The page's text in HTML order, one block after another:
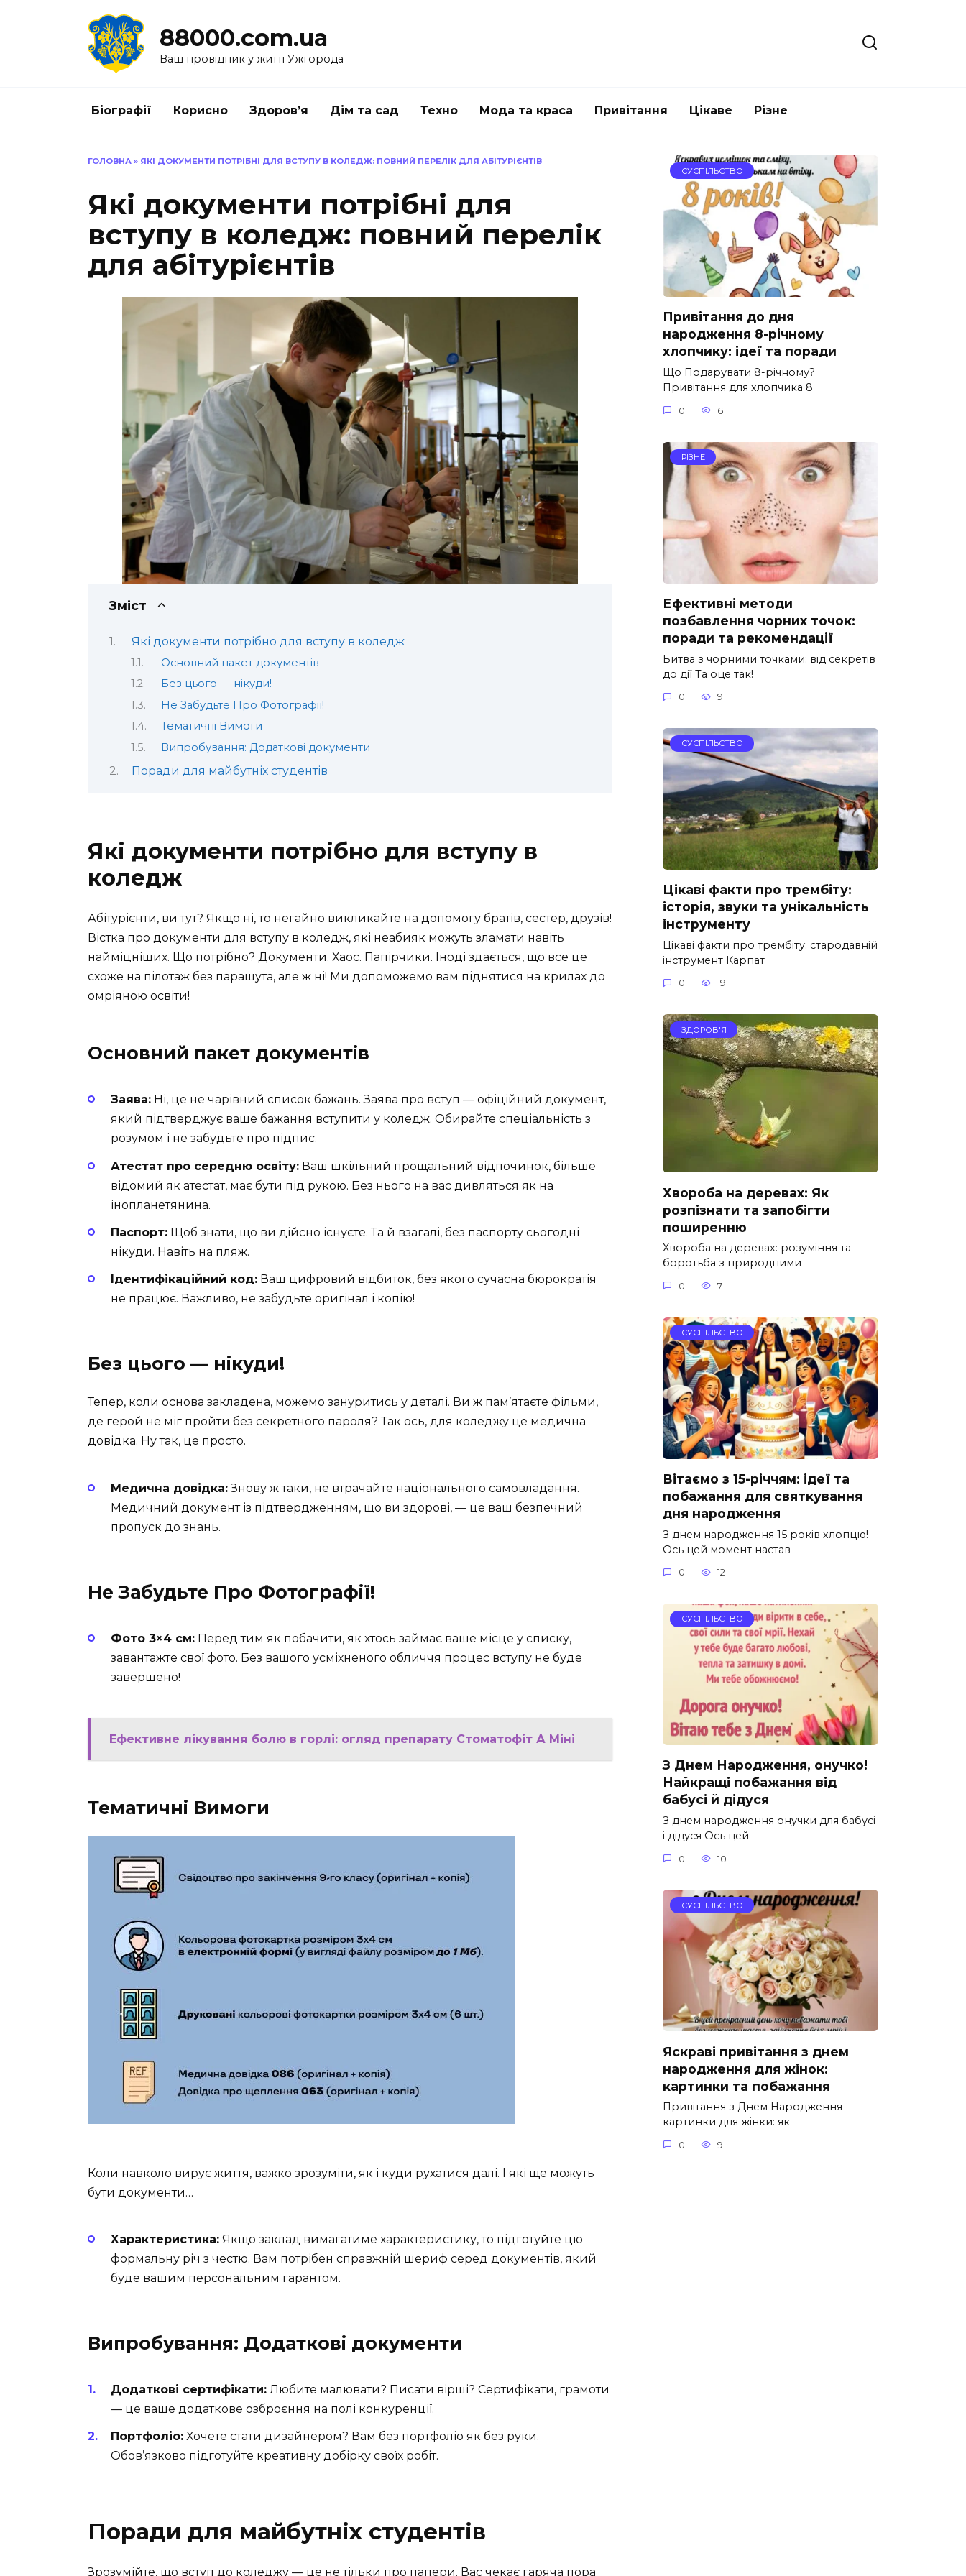
88000.com.ua
Ваш провідник у житті Ужгорода
Біографії Корисно Здоров’я Дім та сад Техно Мода та краса Привітання Цікаве Різне
ГОЛОВНА » ЯКІ ДОКУМЕНТИ ПОТРІБНІ ДЛЯ ВСТУПУ В КОЛЕДЖ: ПОВНИЙ ПЕРЕЛІК ДЛЯ АБІТУРІЄНТІВ
Які документи потрібні для
вступу в коледж: повний перелік
для абітурієнтів
Зміст
Які документи потрібно для вступу в коледж
Основний пакет документів
Без цього — нікуди!
Не Забудьте Про Фотографії!
Тематичні Вимоги
Випробування: Додаткові документи
Поради для майбутніх студентів
Які документи потрібно для вступу в
коледж
Абітурієнти, ви тут? Якщо ні, то негайно викликайте на допомогу братів, сестер, друзів!
Вістка про документи для вступу в коледж, які неабияк можуть зламати навіть
найміцніших. Що потрібно? Документи. Хаос. Папірчики. Іноді здається, що все це
схоже на пілотаж без парашута, але ж ні! Ми допоможемо вам піднятися на крилах до
омріяною освіти!
Основний пакет документів
Заява: Ні, це не чарівний список бажань. Заява про вступ — офіційний документ,
який підтверджує ваше бажання вступити у коледж. Обирайте спеціальність з
розумом і не забудьте про підпис.
Атестат про середню освіту: Ваш шкільний прощальний відпочинок, більше
відомий як атестат, має бути під рукою. Без нього на вас дивляться як на
інопланетянина.
Паспорт: Щоб знати, що ви дійсно існуєте. Та й взагалі, без паспорту сьогодні
нікуди. Навіть на пляж.
Ідентифікаційний код: Ваш цифровий відбиток, без якого сучасна бюрократія
не працює. Важливо, не забудьте оригінал і копію!
Без цього — нікуди!
Тепер, коли основа закладена, можемо зануритись у деталі. Ви ж пам’ятаєте фільми,
де герой не міг пройти без секретного пароля? Так ось, для коледжу це медична
довідка. Ну так, це просто.
Медична довідка:Знову ж таки, не втрачайте національного самовладання.
Медичний документ із підтвердженням, що ви здорові, — це ваш безпечний
пропуск до знань.
Не Забудьте Про Фотографії!
Фото 3×4 см: Перед тим як побачити, як хтось займає ваше місце у списку,
завантажте свої фото. Без вашого усміхненого обличчя процес вступу не буде
завершено!
Ефективне лікування болю в горлі: огляд препарату Стоматофіт А Міні
Тематичні Вимоги
Коли навколо вирує життя, важко зрозуміти, як і куди рухатися далі. І які ще можуть
бути документи…
Характеристика: Якщо заклад вимагатиме характеристику, то підготуйте цю
формальну річ з честю. Вам потрібен справжній шериф серед документів, який
буде вашим персональним гарантом.
Випробування: Додаткові документи
Додаткові сертифікати: Любите малювати? Писати вірші? Сертифікати, грамоти
— це ваше додаткове озброєння на полі конкуренції.
Портфоліо: Хочете стати дизайнером? Вам без портфоліо як без руки.
Обов’язково підготуйте креативну добірку своїх робіт.
Поради для майбутніх студентів
Зрозумійте, що вступ до коледжу — це не тільки про папери. Вас чекає гаряча пора
СУСПІЛЬСТВО
Привітання до дня
народження 8-річному
хлопчику: ідеї та поради
Що Подарувати 8-річному?
Привітання для хлопчика 8
0 6
РІЗНЕ
Ефективні методи
позбавлення чорних точок:
поради та рекомендації
Битва з чорними точками: від секретів
до дії Та оце так!
0 9
СУСПІЛЬСТВО
Цікаві факти про трембіту:
історія, звуки та унікальність
інструменту
Цікаві факти про трембіту: стародавній
інструмент Карпат
0 19
ЗДОРОВ'Я
Хвороба на деревах: Як
розпізнати та запобігти
поширенню
Хвороба на деревах: розуміння та
боротьба з природними
0 7
СУСПІЛЬСТВО
Вітаємо з 15-річчям: ідеї та
побажання для святкування
дня народження
З днем народження 15 років хлопцю!
Ось цей момент настав
0 12
СУСПІЛЬСТВО
З Днем Народження, онучко!
Найкращі побажання від
бабусі й дідуся
З днем народження онучки для бабусі
і дідуся Ось цей
0 10
СУСПІЛЬСТВО
Яскраві привітання з днем
народження для жінок:
картинки та побажання
Привітання з Днем Народження
картинки для жінки: як
0 9